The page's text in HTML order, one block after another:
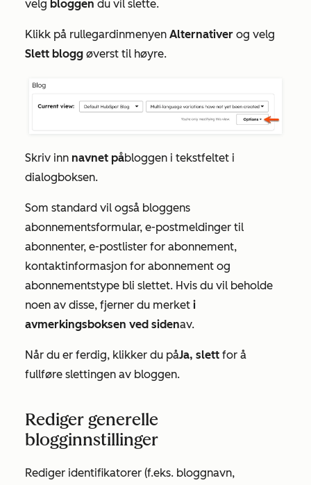
velg bloggen du vil slette.
Klikk på rullegardinmenyen Alternativer og velg
Slett blogg øverst til høyre.
Skriv inn navnet påbloggen i tekstfeltet i
dialogboksen.
Som standard vil også bloggens
abonnementsformular, e-postmeldinger til
abonnenter, e-postlister for abonnement,
kontaktinformasjon for abonnement og
abonnementstype bli slettet. Hvis du vil beholde
noen av disse, fjerner du merket i
avmerkingsboksen ved sidenav.
Når du er ferdig, klikker du påJa, slett for å
fullføre slettingen av bloggen.
Rediger generelle
blogginnstillinger
Rediger identifikatorer (f.eks. bloggnavn,